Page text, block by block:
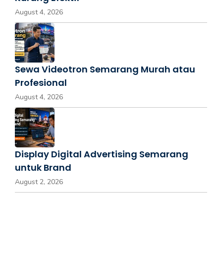
August 4, 2026
Sewa Videotron Semarang Murah atau
Profesional
August 4, 2026
Display Digital Advertising Semarang
untuk Brand
August 2, 2026